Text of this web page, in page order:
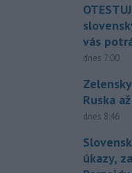
vás
dnes 7:00
Ruska
dnes 8:46
úkazy,